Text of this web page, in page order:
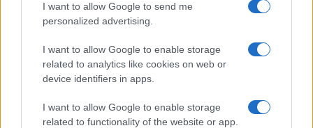
I want to allow Google to send me
personalized advertising.
I want to allow Google to enable storage
related to analytics like cookies on web or
device identifiers in apps.
I want to allow Google to enable storage
related to functionality of the website or app.
Új és Használt GSM kiemelt ajánlatok
Xiaomi 15T Pro